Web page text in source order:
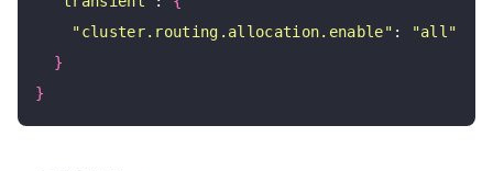
"cluster.routing.allocation.enable" :
"all"
}
}